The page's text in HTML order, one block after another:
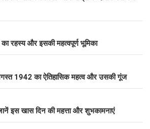
रहस्य और इसकी महत्वपूर्ण भूमिका
1942 का ऐतिहासिक महत्व और उसकी गूंज
इस खास दिन की महत्ता और शुभकामनाएं